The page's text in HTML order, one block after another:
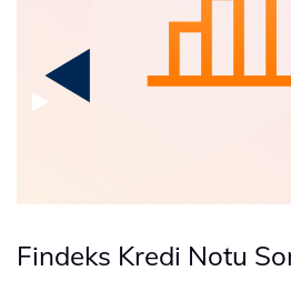
Findeks Kredi Notu